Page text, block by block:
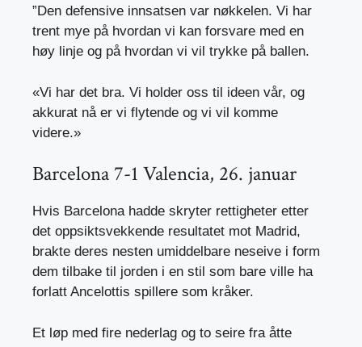
”Den defensive innsatsen var nøkkelen. Vi har
trent mye på hvordan vi kan forsvare med en
høy linje og på hvordan vi vil trykke på ballen.
«Vi har det bra. Vi holder oss til ideen vår, og
akkurat nå er vi flytende og vi vil komme
videre.»
Barcelona 7-1 Valencia, 26. januar
Hvis Barcelona hadde skryter rettigheter etter
det oppsiktsvekkende resultatet mot Madrid,
brakte deres nesten umiddelbare neseive i form
dem tilbake til jorden i en stil som bare ville ha
forlatt Ancelottis spillere som kråker.
Et løp med fire nederlag og to seire fra åtte